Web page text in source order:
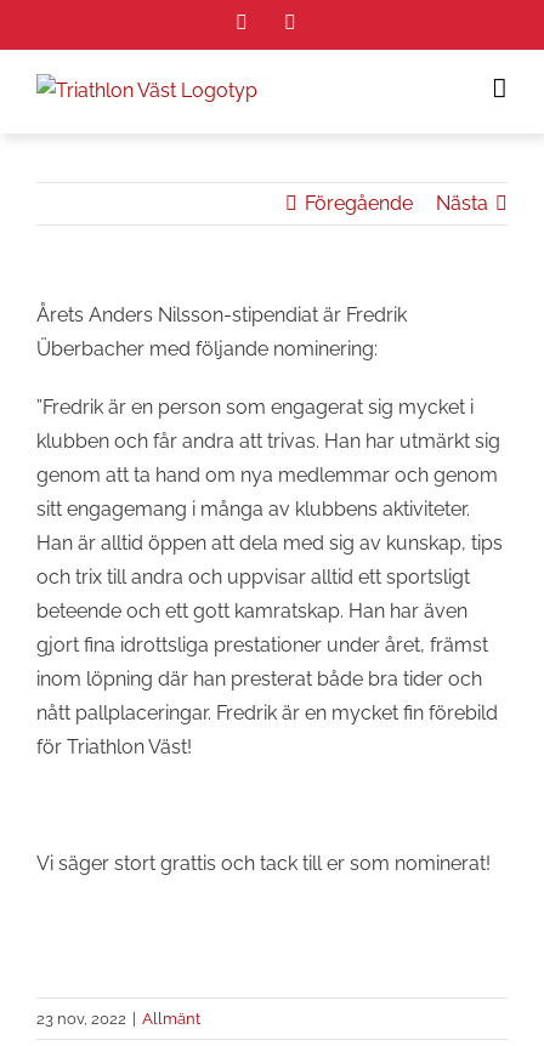
till
innehållet
Facebook
Föregående Nästa
Årets Anders Nilsson-stipendiat är Fredrik
Überbacher med följande nominering:
”Fredrik är en person som engagerat sig mycket i
klubben och får andra att trivas. Han har utmärkt sig
genom att ta hand om nya medlemmar och genom
sitt engagemang i många av klubbens aktiviteter.
Han är alltid öppen att dela med sig av kunskap, tips
och trix till andra och uppvisar alltid ett sportsligt
beteende och ett gott kamratskap. Han har även
gjort fina idrottsliga prestationer under året, främst
inom löpning där han presterat både bra tider och
nått pallplaceringar. Fredrik är en mycket fin förebild
för Triathlon Väst!
Vi säger stort grattis och tack till er som nominerat!
23 nov, 2022 Allmänt